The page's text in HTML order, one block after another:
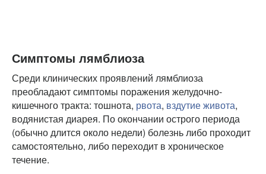
Симптомы лямблиоза
Среди клинических проявлений лямблиоза
преобладают симптомы поражения желудочно-
кишечного тракта: тошнота, рвота, вздутие живота,
водянистая диарея. По окончании острого периода
(обычно длится около недели) болезнь либо проходит
самостоятельно, либо переходит в хроническое
течение.